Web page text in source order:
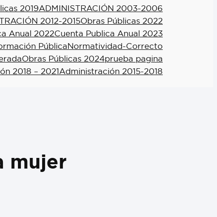
2019ADMINISTRACIÓN 2003-2006
2012-2015Obras Públicas 2022
Anual 2022Cuenta Publica Anual 2023
PúblicaNormatividad-Correcto
Obras Públicas 2024prueba pagina
2018 – 2021Administración 2015-2018
mujer